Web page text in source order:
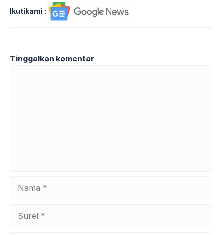
Ikutikami :
Tinggalkan komentar